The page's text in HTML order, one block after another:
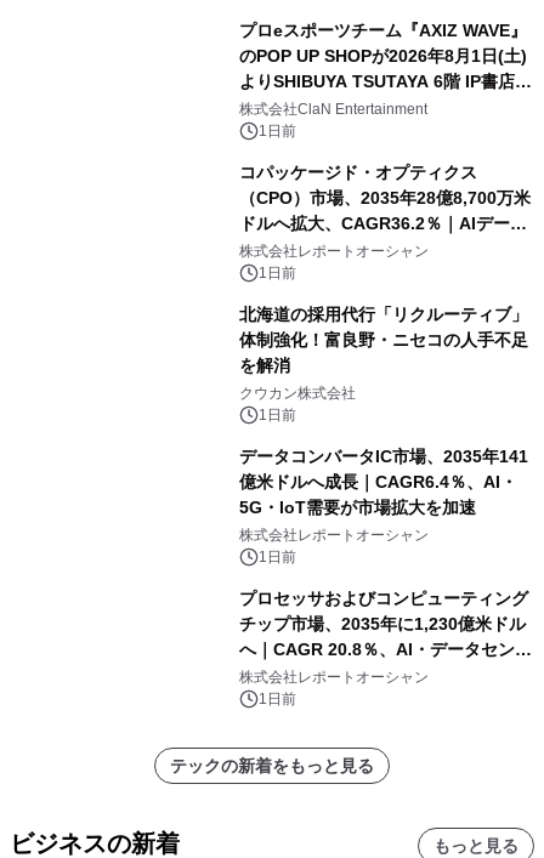
プロeスポーツチーム『AXIZ WAVE』
のPOP UP SHOPが2026年8月1日(土)
よりSHIBUYA TSUTAYA 6階 IP書店で
開催決定！！
株式会社ClaN Entertainment
1日前
コパッケージド・オプティクス
（CPO）市場、2035年28億8,700万米
ドルへ拡大、CAGR36.2％｜AIデータ
センター・高速光通信需要が成長を加
速
株式会社レポートオーシャン
1日前
北海道の採用代行「リクルーティブ」
体制強化！富良野・ニセコの人手不足
を解消
クウカン株式会社
1日前
データコンバータIC市場、2035年141
億米ドルへ成長｜CAGR6.4％、AI・
5G・IoT需要が市場拡大を加速
株式会社レポートオーシャン
1日前
プロセッサおよびコンピューティング
チップ市場、2035年に1,230億米ドル
へ｜CAGR 20.8％、AI・データセンタ
ー需要が成長を牽引
株式会社レポートオーシャン
1日前
テックの新着をもっと見る
ビジネスの新着 もっと見る